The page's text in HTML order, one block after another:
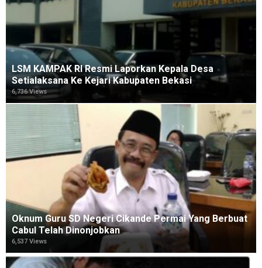
LSM KAMPAK RI Resmi Laporkan Kepala Desa
Setialaksana Ke Kejari Kabupaten Bekasi
6,736 Views
Oknum Guru SD Negeri Cikande Permai Yang Berbuat
Cabul Telah Dinonjobkan
6,537 Views